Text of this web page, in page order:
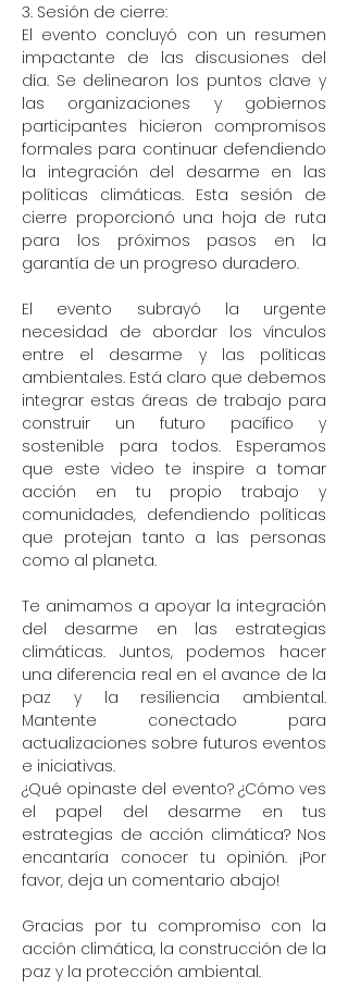
3. Sesión de cierre:
El evento concluyó con un resumen
impactante de las discusiones del
día. Se delinearon los puntos clave y
las organizaciones y gobiernos
participantes hicieron compromisos
formales para continuar defendiendo
la integración del desarme en las
políticas climáticas. Esta sesión de
cierre proporcionó una hoja de ruta
para los próximos pasos en la
garantía de un progreso duradero.
El evento subrayó la urgente
necesidad de abordar los vínculos
entre el desarme y las políticas
ambientales. Está claro que debemos
integrar estas áreas de trabajo para
construir un futuro pacífico y
sostenible para todos. Esperamos
que este video te inspire a tomar
acción en tu propio trabajo y
comunidades, defendiendo políticas
que protejan tanto a las personas
como al planeta.
Te animamos a apoyar la integración
del desarme en las estrategias
climáticas. Juntos, podemos hacer
una diferencia real en el avance de la
paz y la resiliencia ambiental.
Mantente conectado para
actualizaciones sobre futuros eventos
e iniciativas.
¿Qué opinaste del evento? ¿Cómo ves
el papel del desarme en tus
estrategias de acción climática? Nos
encantaría conocer tu opinión. ¡Por
favor, deja un comentario abajo!
Gracias por tu compromiso con la
acción climática, la construcción de la
paz y la protección ambiental.